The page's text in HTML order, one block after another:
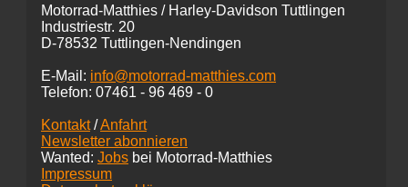
Motorrad-Matthies / Harley-Davidson Tuttlingen
Industriestr. 20
D-78532 Tuttlingen-Nendingen
E-Mail: info@motorrad-matthies.com
Telefon: 07461 - 96 469 - 0
Kontakt/Anfahrt
Newsletter abonnieren
Wanted: Jobs bei Motorrad-Matthies
Impressum